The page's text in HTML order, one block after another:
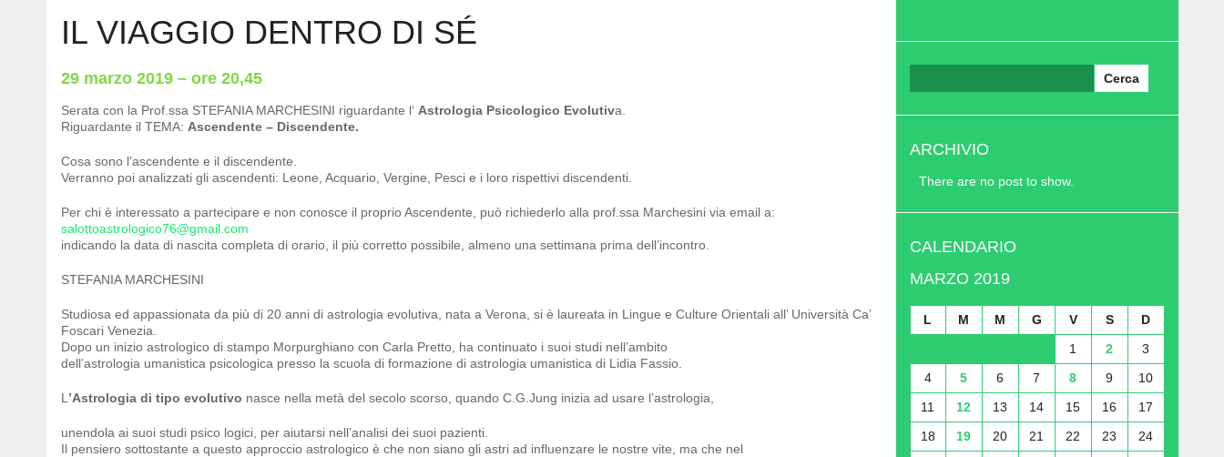
IL VIAGGIO DENTRO DI SÉ
29 marzo 2019 – ore 20,45
Serata con la Prof.ssa STEFANIA MARCHESINI riguardante l‘ Astrologia Psicologico Evolutiva.
Riguardante il TEMA: Ascendente – Discendente.
Cosa sono l’ascendente e il discendente.
Verranno poi analizzati gli ascendenti: Leone, Acquario, Vergine, Pesci e i loro rispettivi discendenti.
Per chi è interessato a partecipare e non conosce il proprio Ascendente, può richiederlo alla prof.ssa Marchesini via email a:
salottoastrologico76@gmail.com
indicando la data di nascita completa di orario, il più corretto possibile, almeno una settimana prima dell’incontro.
STEFANIA MARCHESINI
Studiosa ed appassionata da più di 20 anni di astrologia evolutiva, nata a Verona, si è laureata in Lingue e Culture Orientali all’ Università Ca’
Foscari Venezia.
Dopo un inizio astrologico di stampo Morpurghiano con Carla Pretto, ha continuato i suoi studi nell’ambito
dell’astrologia umanistica psicologica presso la scuola di formazione di astrologia umanistica di Lidia Fassio.
L ’Astrologia di tipo evolutivo nasce nella metà del secolo scorso, quando C.G.Jung inizia ad usare l’astrologia,
unendola ai suoi studi psico logici, per aiutarsi nell’analisi dei suoi pazienti.
Il pensiero sottostante a questo approccio astrologico è che non siano gli astri ad influenzare le nostre vite, ma che nel
ARCHIVIO
There are no post to show.
CALENDARIO
MARZO 2019
L M M G V S
D
1
2
3
4
5 6 7 8 9
10
11
12 13 14 15 16
17
18
19 20 21 22 23
24